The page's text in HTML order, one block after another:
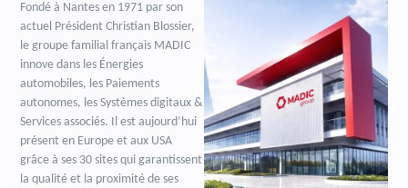
Fondé à Nantes en 1971 par son
actuel Président Christian Blossier,
le groupe familial français MADIC
innove dans les Énergies
automobiles, les Paiements
autonomes, les Systèmes digitaux &
Services associés. Il est aujourd’hui
présent en Europe et aux USA
grâce à ses 30 sites qui garantissent
la qualité et la proximité de ses